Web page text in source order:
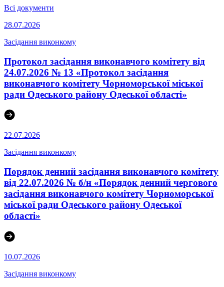
Всі документи
28.07.2026
Засідання виконкому
Протокол засідання виконавчого комітету від
24.07.2026 № 13 «Протокол засідання
виконавчого комітету Чорноморської міської
ради Одеського району Одеської області»
22.07.2026
Засідання виконкому
Порядок денний засідання виконавчого комітету
від 22.07.2026 № б/н «Порядок денний чергового
засідання виконавчого комітету Чорноморської
міської ради Одеського району Одеської
області»
10.07.2026
Засідання виконкому